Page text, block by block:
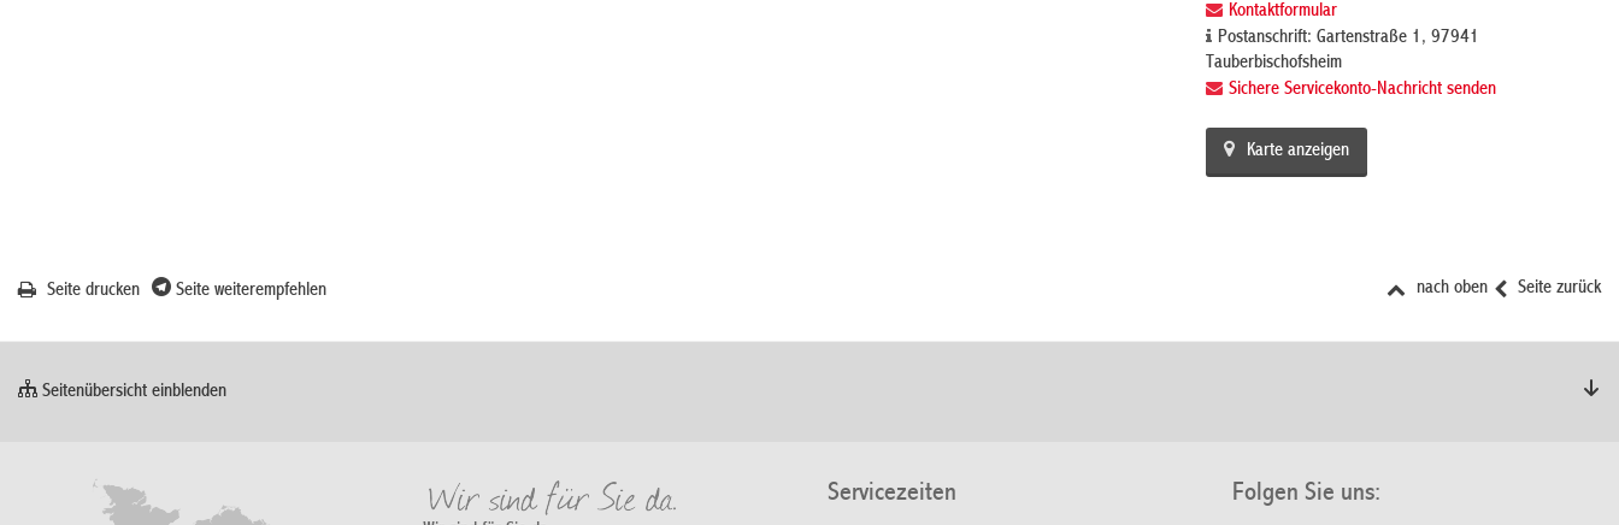
Kontaktformular
Postanschrift: Gartenstraße 1, 97941
Tauberbischofsheim
Sichere Servicekonto-Nachricht senden
Karte anzeigen
Seite zurück
nach oben
Seite drucken Seite weiterempfehlen
Seitenübersicht einblenden
Servicezeiten Folgen Sie uns: